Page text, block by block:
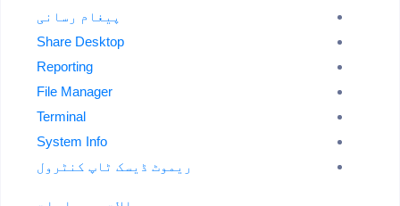
پیغام رسانی
Share Desktop
Reporting
File Manager
Terminal
System Info
ریموٹ ڈیسک ٹاپ کنٹرول